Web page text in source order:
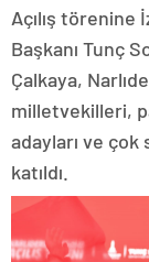
Açılış törenine
Başkanı Tunç
Çalkaya,
milletvekilleri,
adayları ve
katıldı.